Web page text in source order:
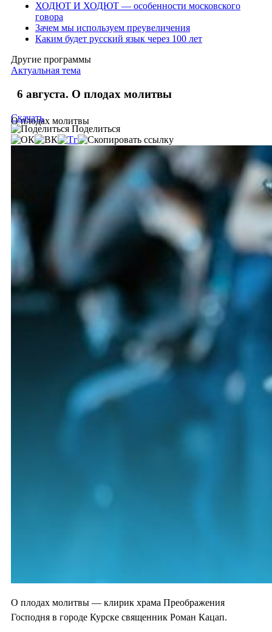
ХОДЮТ И ХОДЮТ — особенности московского
говора
Зачем мы используем преувеличения
Каким будет русский язык через 100 лет
Другие программы
Актуальная тема
6 августа. О плодах молитвы
О плодах молитвы
Скачать
Поделиться
О плодах молитвы — клирик храма Преображения
Господня в городе Курске священник Роман Кацап.